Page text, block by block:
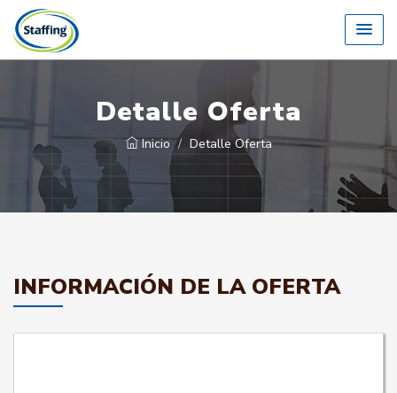
Detalle Oferta
Inicio Detalle Oferta
INFORMACIÓN DE LA OFERTA